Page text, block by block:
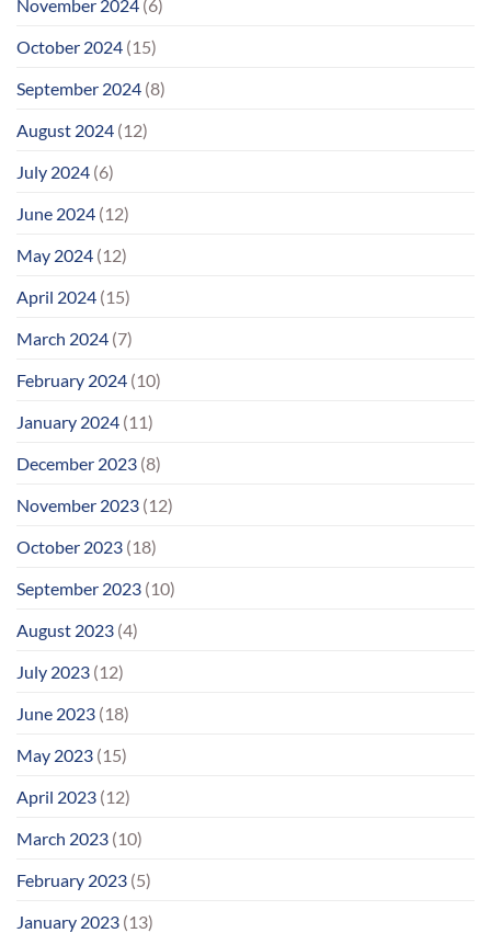
November 2024 (6)
October 2024 (15)
September 2024 (8)
August 2024 (12)
July 2024 (6)
June 2024 (12)
May 2024 (12)
April 2024 (15)
March 2024 (7)
February 2024 (10)
January 2024 (11)
December 2023 (8)
November 2023 (12)
October 2023 (18)
September 2023 (10)
August 2023 (4)
July 2023 (12)
June 2023 (18)
May 2023 (15)
April 2023 (12)
March 2023 (10)
February 2023 (5)
January 2023 (13)